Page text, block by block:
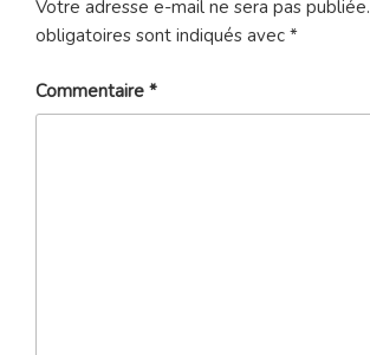
Votre adresse e-mail ne sera pas publiée.
obligatoires sont indiqués avec *
Commentaire *